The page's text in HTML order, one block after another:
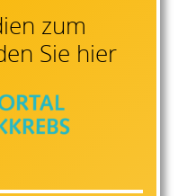
zum
Sie hier